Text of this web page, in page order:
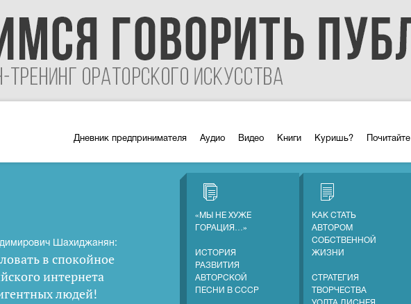
Дневник предпринимателя Аудио Видео Книги Куришь? Почитайте
Шахиджанян:
в спокойное
интернета
людей!
«МЫ НЕ ХУЖЕ
ГОРАЦИЯ…»
ИСТОРИЯ
РАЗВИТИЯ
АВТОРСКОЙ
ПЕСНИ В СССР
КАК СТАТЬ
АВТОРОМ
СОБСТВЕННОЙ
ЖИЗНИ
СТРАТЕГИЯ
ТВОРЧЕСТВА